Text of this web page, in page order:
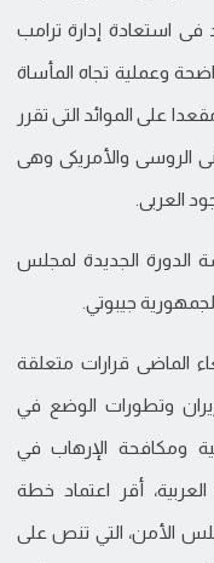
فى استعادة إدارة ترامب
وعملية تجاه المأساة
على الموائد التى تقرر
الروسى والأمريكى وهى
العربى.
الدورة الجديدة لمجلس
جيبوتي.
الماضى قرارات متعلقة
وتطورات الوضع في
ومكافحة الإرهاب في
أقر اعتماد خطة
الأمن، التي تنص على